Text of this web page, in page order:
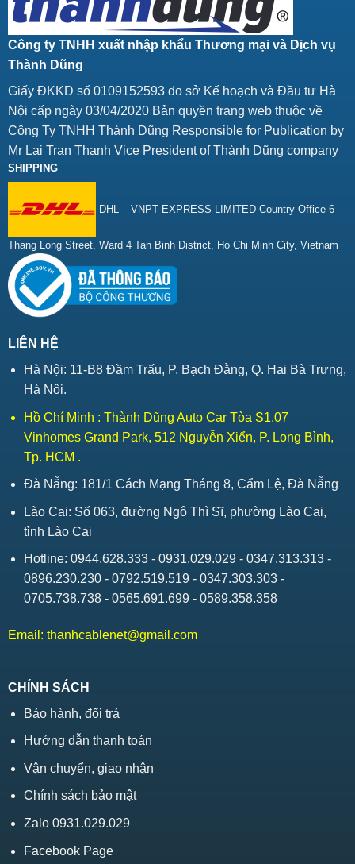
Công ty TNHH xuất nhập khẩu Thương mại và Dịch vụ
Thành Dũng
Giấy ĐKKD số 0109152593 do sở Kế hoạch và Đầu tư Hà
Nội cấp ngày 03/04/2020 Bản quyền trang web thuộc về
Công Ty TNHH Thành Dũng Responsible for Publication by
Mr Lai Tran Thanh Vice President of Thành Dũng company
SHIPPING
DHL – VNPT EXPRESS LIMITED Country Office 6
Thang Long Street, Ward 4 Tan Binh District, Ho Chi Minh City, Vietnam
LIÊN HỆ
Hà Nội: 11-B8 Đầm Trấu, P. Bạch Đằng, Q. Hai Bà Trưng,
Hà Nội.
Hồ Chí Minh : Thành Dũng Auto Car Tòa S1.07
Vinhomes Grand Park, 512 Nguyễn Xiển, P. Long Bình,
Tp. HCM .
Đà Nẵng: 181/1 Cách Mạng Tháng 8, Cẩm Lệ, Đà Nẵng
Lào Cai: Số 063, đường Ngô Thì Sĩ, phường Lào Cai,
tỉnh Lào Cai
Hotline: 0944.628.333 - 0931.029.029 - 0347.313.313 -
0896.230.230 - 0792.519.519 - 0347.303.303 -
0705.738.738 - 0565.691.699 - 0589.358.358
Email: thanhcablenet@gmail.com
CHÍNH SÁCH
Bảo hành, đổi trả
Hướng dẫn thanh toán
Vận chuyển, giao nhận
Chính sách bảo mật
Zalo 0931.029.029
Facebook Page